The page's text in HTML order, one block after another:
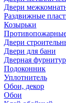
Двери
Раздвижные
Козырьки
Двери
Двери для бани
Дверная
Подоконник
Уплотнитель
Обои, декор
Обои